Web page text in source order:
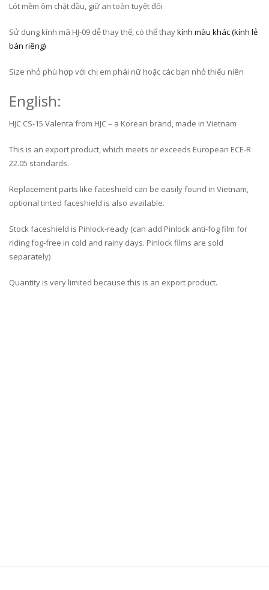
Lót mềm ôm chặt đầu, giữ an toàn tuyệt đối
Sử dụng kính mã HJ-09 dễ thay thế, có thể thaykính màu khác (kính lẻ
bán riêng)
Size nhỏ phù hợp với chị em phái nữ hoặc các bạn nhỏ thiếu niên
English:
HJC CS-15 Valenta from HJC – a Korean brand, made in Vietnam
This is an export product, which meets or exceeds European ECE-R
22.05 standards.
Replacement parts like faceshield can be easily found in Vietnam,
optional tinted faceshield is also available.
Stock faceshield is Pinlock-ready (can add Pinlock anti-fog film for
riding fog-free in cold and rainy days. Pinlock films are sold
separately)
Quantity is very limited because this is an export product.